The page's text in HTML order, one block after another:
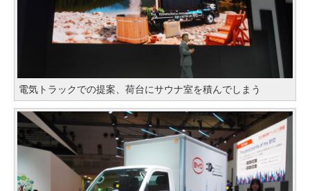
電気トラックでの提案、荷台にサウナ室を積んでしまう